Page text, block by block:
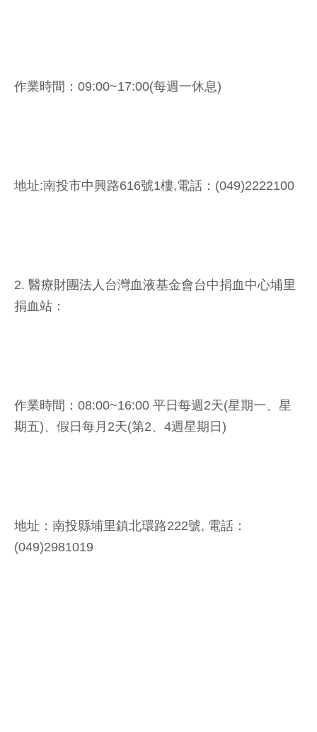
作業時間：09:00~17:00(每週一休息)
地址:南投市中興路616號1樓,電話：(049)2222100
2. 醫療財團法人台灣血液基金會台中捐血中心埔里
捐血站：
作業時間：08:00~16:00 平日每週2天(星期一、星
期五)、假日每月2天(第2、4週星期日)
地址：南投縣埔里鎮北環路222號, 電話：
(049)2981019